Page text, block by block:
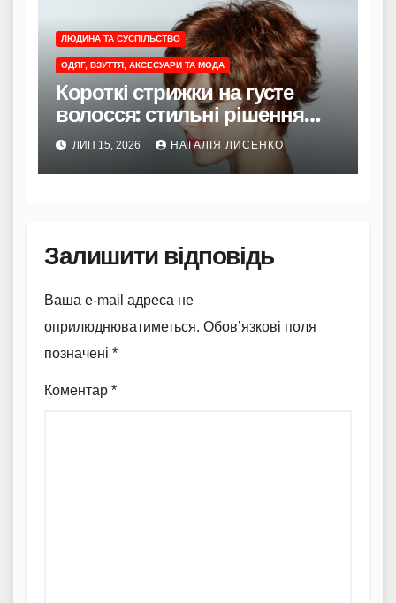
ЛЮДИНА ТА СУСПІЛЬСТВО
ОДЯГ, ВЗУТТЯ, АКСЕСУАРИ ТА МОДА
Короткі стрижки на густе
волосся: стильні рішення
для легкості та об’єму
ЛИП 15, 2026 НАТАЛІЯ ЛИСЕНКО
Залишити відповідь
Ваша e-mail адреса не
оприлюднюватиметься. Обов’язкові поля
позначені *
Коментар *